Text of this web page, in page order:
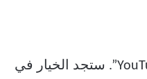
أولاً ، انتقل إلى “YouTube Studio”. ستجد الخيار في